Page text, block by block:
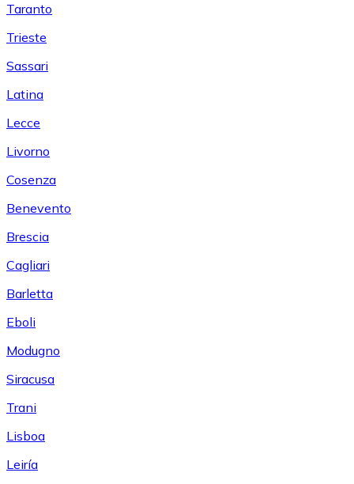
Taranto
Trieste
Sassari
Latina
Lecce
Livorno
Cosenza
Benevento
Brescia
Cagliari
Barletta
Eboli
Modugno
Siracusa
Trani
Lisboa
Leiría